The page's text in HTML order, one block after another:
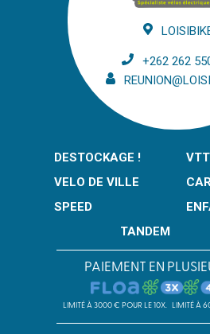
+262 262
DESTOCKAGE !
VTT
VELO DE VILLE
SPEED
TANDEM
PAIEMENT EN
LIMITÉ À 3000 € POUR LE 10X. LIMITÉ À